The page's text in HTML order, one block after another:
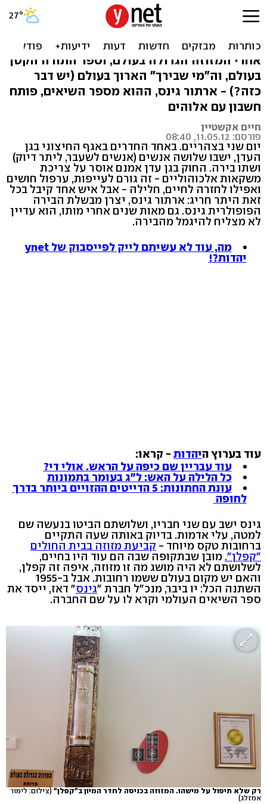
הדרך לגיהנום רצופה בשיאי
אחרי המזוזה הגדולה בעולם, וספר התורה הקטן
בעולם, וה"מי שבירך" הארוך בעולם (יש דבר
כזה?) - ארתור גינס, ההוא מספר השיאים, פותח
חשבון עם אלוהים
חיים אקשטיין
פורסם: 11.05.12, 08:40
יום שני בצהריים. באחד החדרים באגף החיצוני בגן
העדן, ישבו שלושה אנשים (אנשים לשעבר, ליתר דיוק)
ושתו בירה. החוק בגן עדן אמנם אוסר על צריכת
משקאות אלכוהוליים - זה גורם לעייפות, ערפול חושים
ואפילו לחזרה לחיים, חלילה - אבל איש אחד קיבל בכל
זאת היתר חריג: ארתור גינס, יצרן מבשלת הבירה
הפופולרית גינס. גם מאות שנים אחרי מותו, הוא עדיין
לא מצליח להיגמל מהבירה.
מה, עוד לא עשיתם לייק לפייסבוק של ynet
יהדות?!
עוד בערוץ היהדות - קראו:
עוד עבריין שם כיפה על הראש. אולי די?
כל הלילה על האש: ל"ג בעומר בתמונות
עונת החתונות: 5 הדייטים ההזויים ביותר בדרך
לחופה
גינס ישב עם שני חבריו, ושלושתם הביטו בנעשה שם
למטה, עלי אדמות. בדיוק באותה שעה התקיים
ברחובות טקס מיוחד - קביעת מזוזה בבית החולים
"קפלן". מובן שבתקופה שבה הם עוד היו בחיים,
לשלושתם לא היה מושג מה זו מזוזה, איפה זה קפלן,
והאם יש מקום בעולם ששמו רחובות. אבל ב-1955
השתנה הכל: יו ביבר, מנכ"ל חברת "גינס" דאז, ייסד את
ספר השיאים העולמי וקרא לו על שם החברה.
רק שלא תיפול על מישהו. המזוזה בכניסה לחדר המיון ב"קפלן"(צילום: לימור
אמזלג)